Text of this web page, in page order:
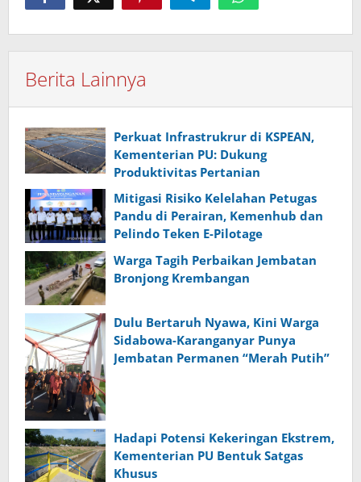
Berita Lainnya
Perkuat Infrastrukrur di KSPEAN,
Kementerian PU: Dukung
Produktivitas Pertanian
Mitigasi Risiko Kelelahan Petugas
Pandu di Perairan, Kemenhub dan
Pelindo Teken E-Pilotage
Warga Tagih Perbaikan Jembatan
Bronjong Krembangan
Dulu Bertaruh Nyawa, Kini Warga
Sidabowa-Karanganyar Punya
Jembatan Permanen “Merah Putih”
Hadapi Potensi Kekeringan Ekstrem,
Kementerian PU Bentuk Satgas
Khusus